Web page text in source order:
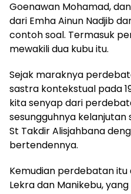
Goenawan Mohamad,
dari Emha Ainun Nadjib
contoh soal. Termasuk
mewakili dua kubu itu.
Sejak maraknya
sastra kontekstual pada
kita senyap dari
sesungguhnya kelanjutan
St Takdir Alisjahbana
bertendennya.
Kemudian perdebatan
Lekra dan Manikebu,